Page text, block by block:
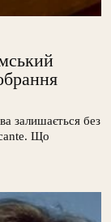
залишається без
Що